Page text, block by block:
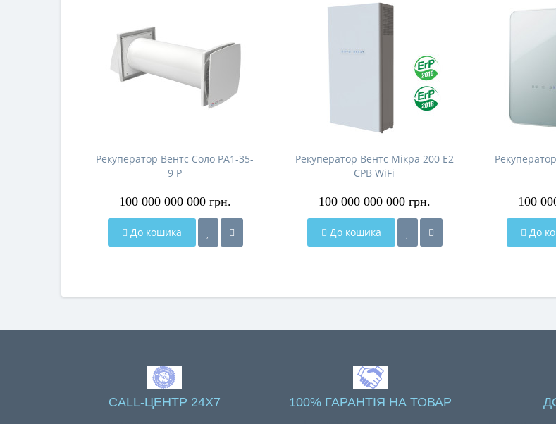
Рекуператор Вентс Соло РА1-35-
9 Р
100 000 000 000 грн.
До кошика
Рекуператор Вентс Мікра 200 Е2
ЄРВ WiFi
100 000 000 000 грн.
До кошика
100
До
CALL-ЦЕНТР 24X7 100% ГАРАНТІЯ НА ТОВАР